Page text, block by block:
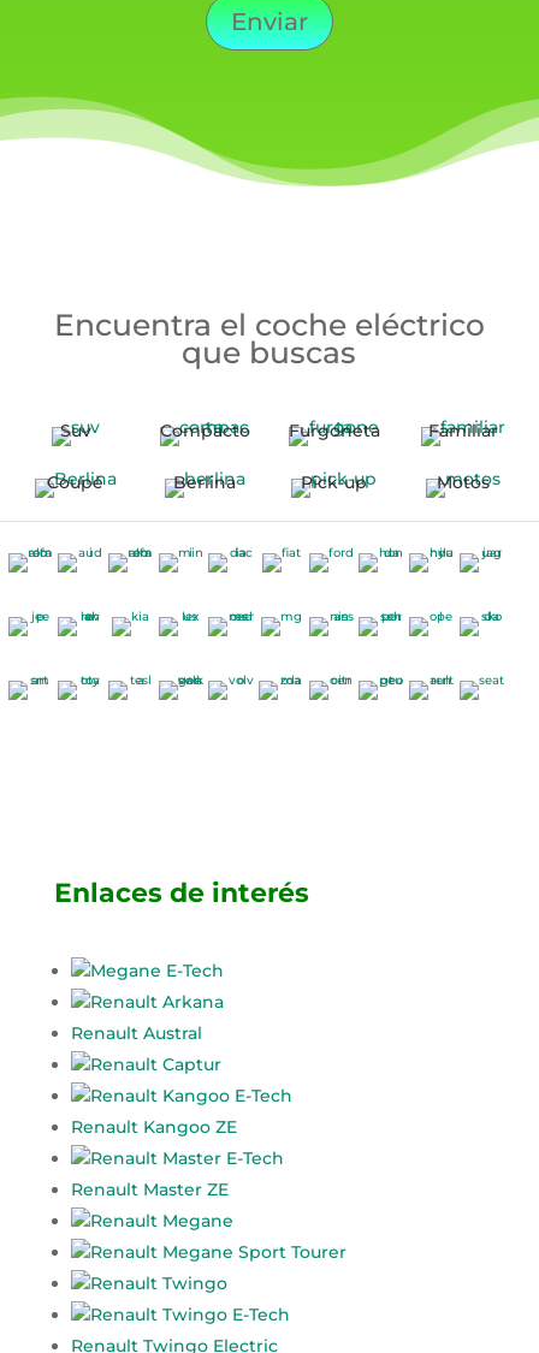
Enviar
Encuentra el coche eléctrico
que buscas
Suv Compacto Furgoneta Familiar
Coupé Berlina Pick-up Motos
Enlaces de interés
Megane E-Tech
Renault Arkana
Renault Austral
Renault Captur
Renault Kangoo E-Tech
Renault Kangoo ZE
Renault Master E-Tech
Renault Master ZE
Renault Megane
Renault Megane Sport Tourer
Renault Twingo
Renault Twingo E-Tech
Renault Twingo Electric